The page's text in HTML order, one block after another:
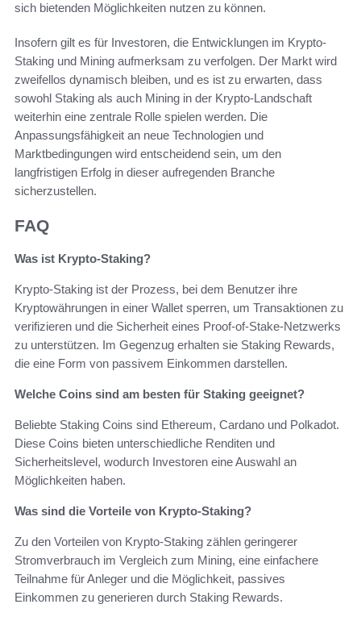
sich bietenden Möglichkeiten nutzen zu können.
Insofern gilt es für Investoren, die Entwicklungen im Krypto-
Staking und Mining aufmerksam zu verfolgen. Der Markt wird
zweifellos dynamisch bleiben, und es ist zu erwarten, dass
sowohl Staking als auch Mining in der Krypto-Landschaft
weiterhin eine zentrale Rolle spielen werden. Die
Anpassungsfähigkeit an neue Technologien und
Marktbedingungen wird entscheidend sein, um den
langfristigen Erfolg in dieser aufregenden Branche
sicherzustellen.
FAQ
Was ist Krypto-Staking?
Krypto-Staking ist der Prozess, bei dem Benutzer ihre
Kryptowährungen in einer Wallet sperren, um Transaktionen zu
verifizieren und die Sicherheit eines Proof-of-Stake-Netzwerks
zu unterstützen. Im Gegenzug erhalten sie Staking Rewards,
die eine Form von passivem Einkommen darstellen.
Welche Coins sind am besten für Staking geeignet?
Beliebte Staking Coins sind Ethereum, Cardano und Polkadot.
Diese Coins bieten unterschiedliche Renditen und
Sicherheitslevel, wodurch Investoren eine Auswahl an
Möglichkeiten haben.
Was sind die Vorteile von Krypto-Staking?
Zu den Vorteilen von Krypto-Staking zählen geringerer
Stromverbrauch im Vergleich zum Mining, eine einfachere
Teilnahme für Anleger und die Möglichkeit, passives
Einkommen zu generieren durch Staking Rewards.